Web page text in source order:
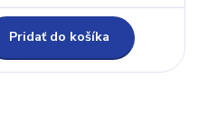
Pridať do košíka